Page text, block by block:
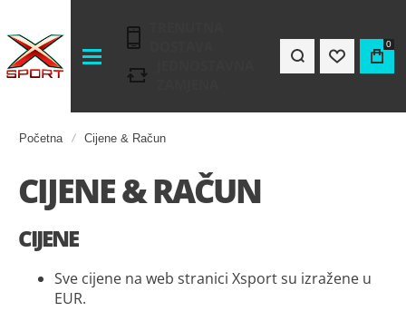
0
Početna Cijene & Račun
CIJENE & RAČUN
CIJENE
Sve cijene na web stranici Xsport su izražene u
EUR.